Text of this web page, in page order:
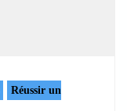
Réussir un